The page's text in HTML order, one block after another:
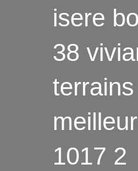
isere
38
terrains
1017 2